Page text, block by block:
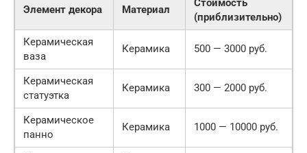
Элемент декора Материал
Стоимость
(приблизительно)
Керамическая
ваза
Керамика 500 — 3000 руб.
Керамическая
статуэтка
Керамика 300 — 2000 руб.
Керамическое
панно
Керамика 1000 — 10000 руб.